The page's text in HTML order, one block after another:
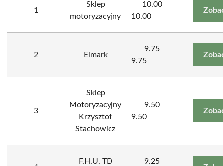
1
Sklep
motoryzacyjny
10.00
10.00
2 Elmark
9.75
9.75
3
Sklep
Motoryzacyjny
Krzysztof
Stachowicz
9.50
9.50
F.H.U. TD
9.25